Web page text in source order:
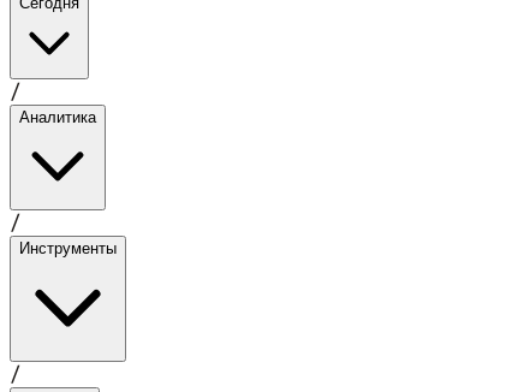
/
Аналитика
/
Инструменты
/